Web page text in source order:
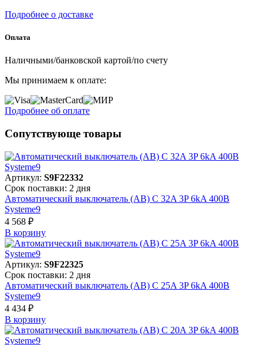
Подробнее о доставке
Оплата
Наличными/банковской картой/по счету
Мы принимаем к оплате:
Подробнее об оплате
Сопутствующе товары
Артикул: S9F22332
Срок поставки: 2 дня
Автоматический выключатель (АВ) C 32A 3P 6kA 400В
Systeme9
4 568 ₽
В корзинy
Артикул: S9F22325
Срок поставки: 2 дня
Автоматический выключатель (АВ) C 25A 3P 6kA 400В
Systeme9
4 434 ₽
В корзинy